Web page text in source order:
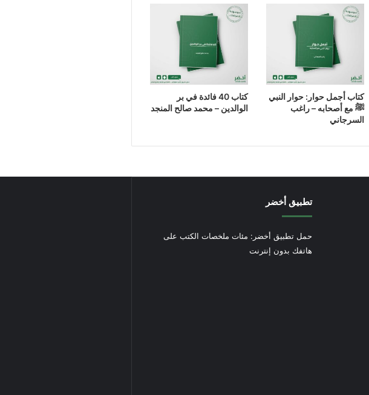
كتاب أجمل حوار: حوار النبي
ﷺ مع أصحابه – راغب
السرجاني
كتاب 40 فائدة في بر
الوالدين – محمد صالح المنجد
تطبيق أخضر
حمل تطبيق أخضر: مئات ملخصات الكتب على
هاتفك بدون إنترنت